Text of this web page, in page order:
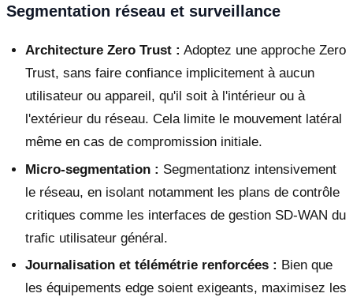
Segmentation réseau et surveillance
Architecture Zero Trust : Adoptez une approche Zero
Trust, sans faire confiance implicitement à aucun
utilisateur ou appareil, qu'il soit à l'intérieur ou à
l'extérieur du réseau. Cela limite le mouvement latéral
même en cas de compromission initiale.
Micro-segmentation : Segmentationz intensivement
le réseau, en isolant notamment les plans de contrôle
critiques comme les interfaces de gestion SD-WAN du
trafic utilisateur général.
Journalisation et télémétrie renforcées : Bien que
les équipements edge soient exigeants, maximisez les